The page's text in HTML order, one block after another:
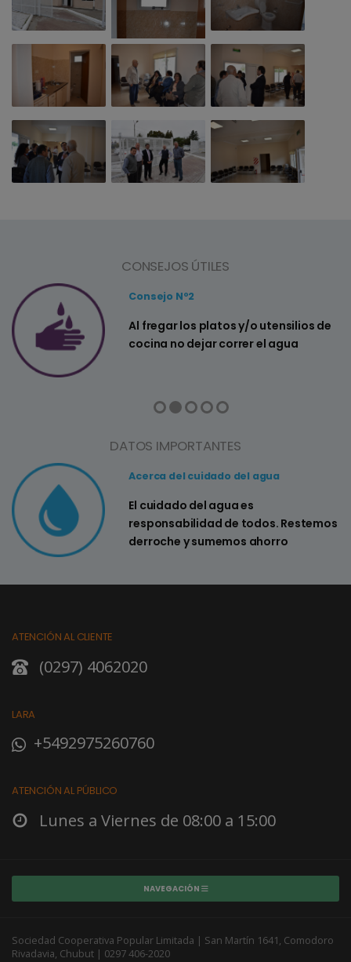
CONSEJOS ÚTILES
Consejo Nº2
Al fregar los platos y/o utensilios de
cocina no dejar correr el agua
DATOS IMPORTANTES
Acerca del cuidado del agua
El cuidado del agua es
responsabilidad de todos. Restemos
derroche y sumemos ahorro
ATENCIÓN AL CLIENTE
(0297) 4062020
LARA
+5492975260760
ATENCIÓN AL PÚBLICO
Lunes a Viernes de 08:00 a 15:00
NAVEGACIÓN
Sociedad Cooperativa Popular Limitada | San Martín 1641, Comodoro
Rivadavia, Chubut | 0297 406-2020